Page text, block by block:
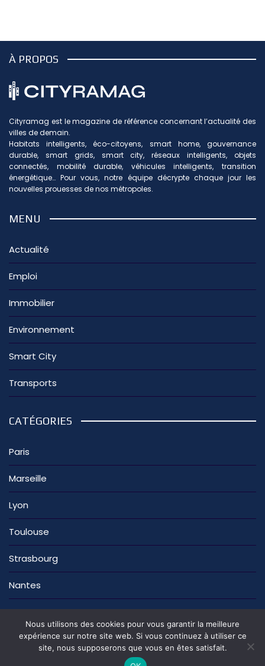
À PROPOS
Cityramag est le magazine de référence concernant l’actualité des
villes de demain.
Habitats intelligents, éco-citoyens, smart home, gouvernance
durable, smart grids, smart city, réseaux intelligents, objets
connectés, mobilité durable, véhicules intelligents, transition
énergétique… Pour vous, notre équipe décrypte chaque jour les
nouvelles prouesses de nos métropoles.
MENU
Actualité
Emploi
Immobilier
Environnement
Smart City
Transports
CATÉGORIES
Paris
Marseille
Lyon
Toulouse
Strasbourg
Nantes
La rédaction Nous contacter
Mentions légales
Nous utilisons des cookies pour vous garantir la meilleure
expérience sur notre site web. Si vous continuez à utiliser ce
site, nous supposerons que vous en êtes satisfait.